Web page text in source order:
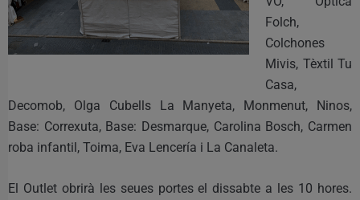
Folch,
Colchones
Mivis, Tèxtil Tu
Casa,
Decomob, Olga Cubells La Manyeta, Monmenut, Ninos,
Base: Correxuta, Base: Desmarque, Carolina Bosch, Carmen
roba infantil, Toima, Eva Lencería i La Canaleta.
El Outlet obrirà les seues portes el dissabte a les 10 hores.